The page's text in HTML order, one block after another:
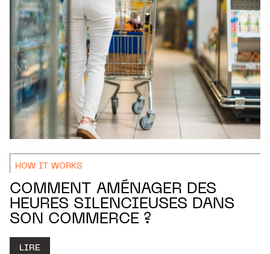
HOW IT WORKS
COMMENT AMÉNAGER DES
HEURES SILENCIEUSES DANS
SON COMMERCE ?
LIRE